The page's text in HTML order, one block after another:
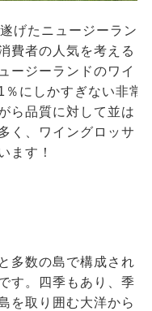
げたニュージーラン
費者の人気を考える
ージーランドのワイ
にしかすぎない非常
ら品質に対して並は
く、ワイングロッサ
ます！
多数の島で構成され
す。四季もあり、季
を取り囲む大洋から